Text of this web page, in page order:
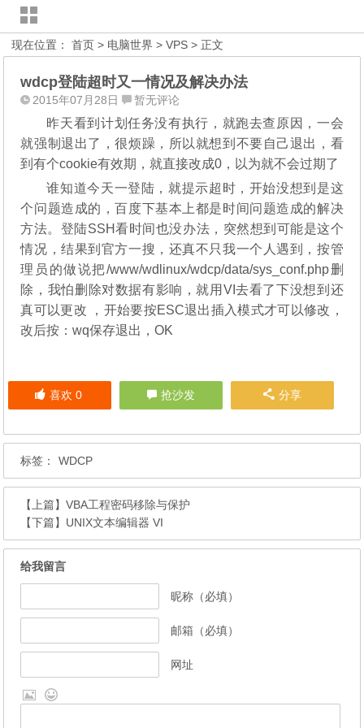
现在位置：首页 > 电脑世界 >VPS > 正文
wdcp登陆超时又一情况及解决办法
2015年07月28日 暂无评论
昨天看到计划任务没有执行，就跑去查原因，一会
就强制退出了，很烦躁，所以就想到不要自己退出，看
到有个cookie有效期，就直接改成0，以为就不会过期了
谁知道今天一登陆，就提示超时，开始没想到是这
个问题造成的，百度下基本上都是时间问题造成的解决
方法。登陆SSH看时间也没办法，突然想到可能是这个
情况，结果到官方一搜，还真不只我一个人遇到，按管
理员的做说把/www/wdlinux/wdcp/data/sys_conf.php删
除，我怕删除对数据有影响，就用VI去看了下没想到还
真可以更改 ，开始要按ESC退出插入模式才可以修改，
改后按：wq保存退出，OK
喜欢 0 抢沙发 分享
标签： WDCP
【上篇】VBA工程密码移除与保护
【下篇】 UNIX文本编辑器 VI
给我留言
昵称（必填）
邮箱（必填）
网址